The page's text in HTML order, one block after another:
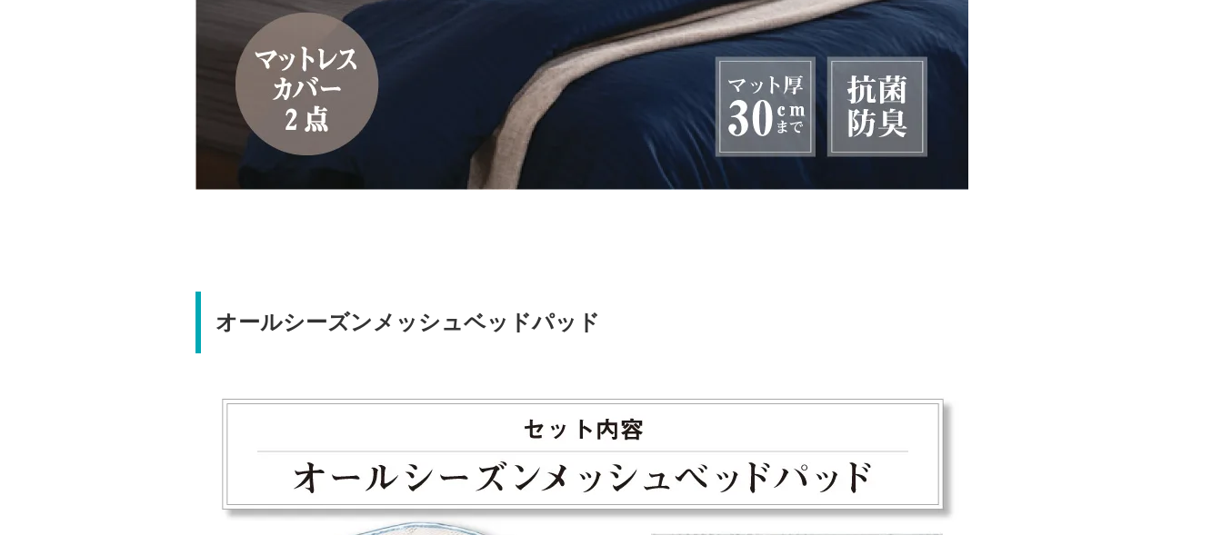
オールシーズンメッシュベッドパッド